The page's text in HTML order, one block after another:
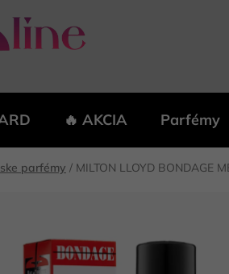
🔥 AKCIA Parfémy
parfémy / MILTON LLOYD BONDAGE